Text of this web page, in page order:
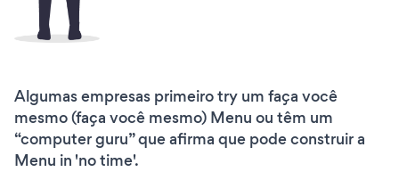
Algumas empresas primeiro try um faça você
mesmo (faça você mesmo) Menu ou têm um
“computer guru” que afirma que pode construir a
Menu in 'no time'.